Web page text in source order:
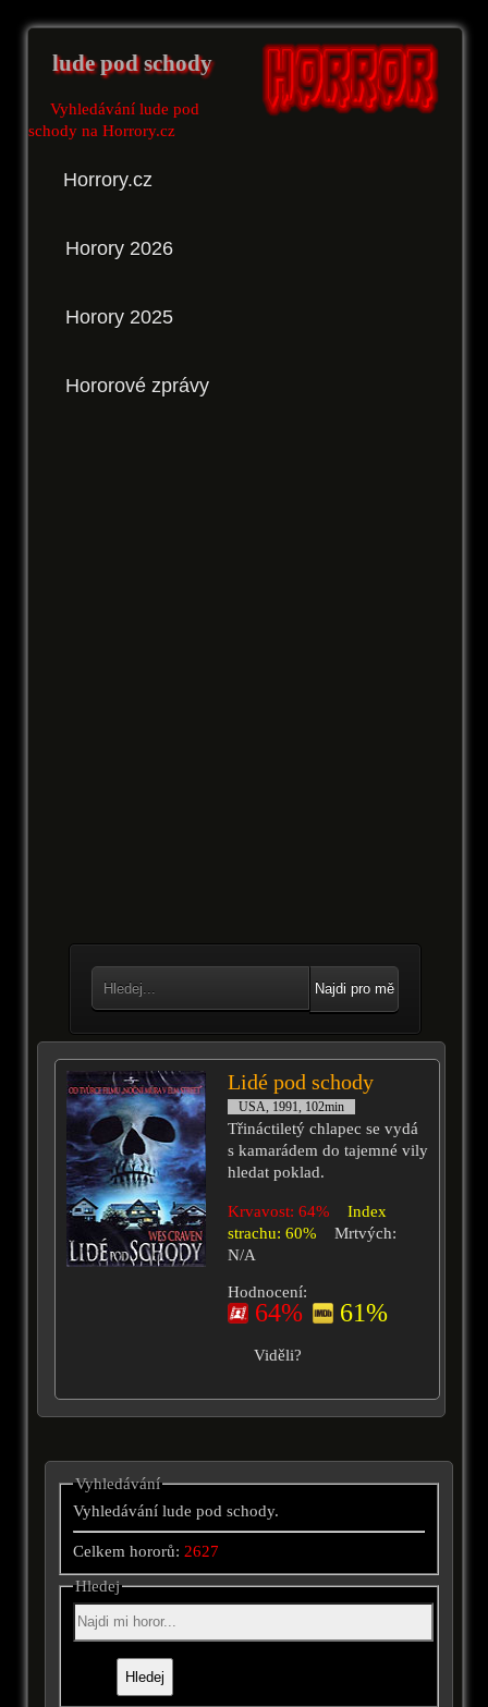
lude pod schody
Vyhledávání lude pod
schody na Horrory.cz
Horrory.cz
Horory 2026
Horory 2025
Hororové zprávy
Najdi pro mě
Lidé pod schody
USA, 1991, 102min
Třináctiletý chlapec se vydá
s kamarádem do tajemné vily
hledat poklad.
Krvavost: 64%
Index
strachu: 60%
Mrtvých:
N/A
Hodnocení:
64% 61%
Viděli?
Vyhledávání
Vyhledávání lude pod schody.
Celkem hororů:2627
Hledej